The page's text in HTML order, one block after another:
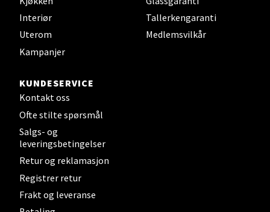
Interiør
Uterom
Kampanjer
Tallerkengaranti
Medlemsvilkår
KUNDESERVICE
Kontakt oss
Ofte stilte spørsmål
Salgs- og
leveringsbetingelser
Retur og reklamasjon
Registrer retur
Frakt og leveranse
Velg
Mo i Rana - Thon Senter Mo i
Rana
Åpent i dag 09-19
0 i butikk